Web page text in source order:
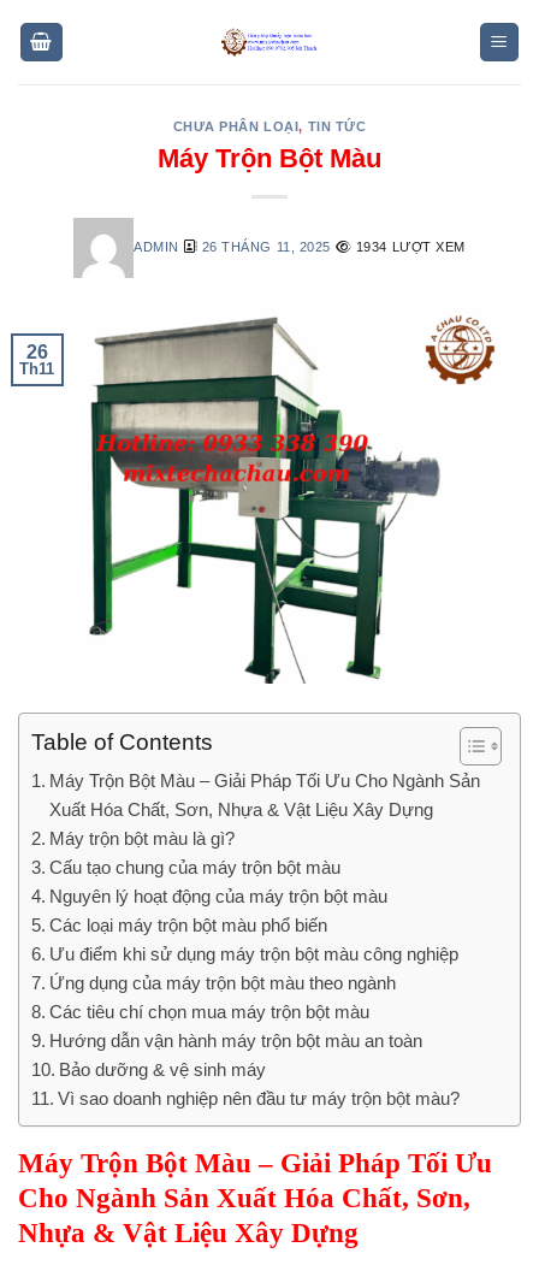
CHƯA PHÂN LOẠI, TIN TỨC
Máy Trộn Bột Màu
ADMIN 26 THÁNG 11, 2025 1934 LƯỢT XEM
26
Th11
Table of Contents
Máy Trộn Bột Màu – Giải Pháp Tối Ưu Cho Ngành Sản
Xuất Hóa Chất, Sơn, Nhựa & Vật Liệu Xây Dựng
Máy trộn bột màu là gì?
Cấu tạo chung của máy trộn bột màu
Nguyên lý hoạt động của máy trộn bột màu
Các loại máy trộn bột màu phổ biến
Ưu điểm khi sử dụng máy trộn bột màu công nghiệp
Ứng dụng của máy trộn bột màu theo ngành
Các tiêu chí chọn mua máy trộn bột màu
Hướng dẫn vận hành máy trộn bột màu an toàn
Bảo dưỡng & vệ sinh máy
Vì sao doanh nghiệp nên đầu tư máy trộn bột màu?
Máy Trộn Bột Màu – Giải Pháp Tối Ưu
Cho Ngành Sản Xuất Hóa Chất, Sơn,
Nhựa & Vật Liệu Xây Dựng